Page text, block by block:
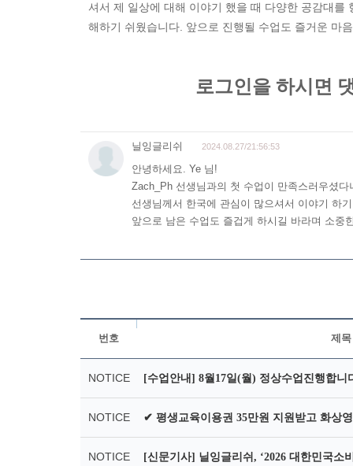
셔서 제 일상에 대해 이야기 했을 때 다양한 공감대
해하기 쉬웠습니다. 앞으로 진행될 수업도 즐거운 마